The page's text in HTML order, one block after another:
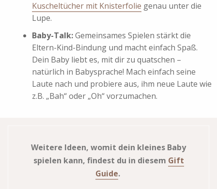
Kuscheltücher mit Knisterfolie genau unter die
Lupe.
Baby-Talk:Gemeinsames Spielen stärkt die
Eltern-Kind-Bindung und macht einfach Spaß.
Dein Baby liebt es, mit dir zu quatschen –
natürlich in Babysprache! Mach einfach seine
Laute nach und probiere aus, ihm neue Laute wie
z.B. „Bah“ oder „Oh“ vorzumachen.
Weitere Ideen, womit dein kleines Baby
spielen kann, findest du in diesem Gift
Guide.